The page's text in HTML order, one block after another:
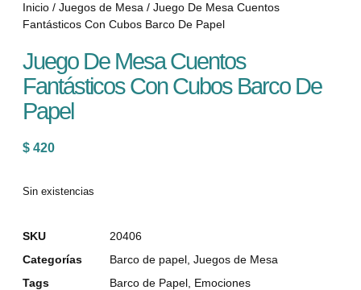
Inicio / Juegos de Mesa / Juego De Mesa Cuentos
Fantásticos Con Cubos Barco De Papel
Juego De Mesa Cuentos
Fantásticos Con Cubos Barco De
Papel
$ 420
Sin existencias
SKU
20406
Categorías
Barco de papel Juegos de Mesa
Tags
Barco de Papel Emociones